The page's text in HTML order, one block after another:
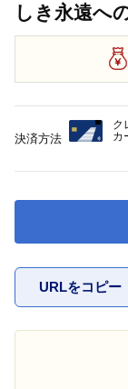
しき永遠へ
URLをコピー
決済方法
ク
カ